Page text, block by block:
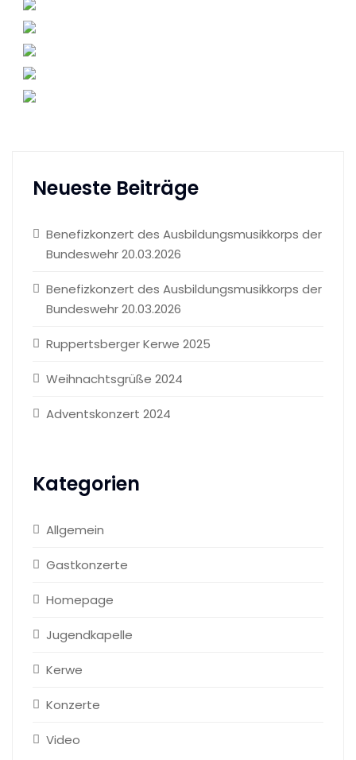
Neueste Beiträge
Benefizkonzert des Ausbildungsmusikkorps der
Bundeswehr 20.03.2026
Benefizkonzert des Ausbildungsmusikkorps der
Bundeswehr 20.03.2026
Ruppertsberger Kerwe 2025
Weihnachtsgrüße 2024
Adventskonzert 2024
Kategorien
Allgemein
Gastkonzerte
Homepage
Jugendkapelle
Kerwe
Konzerte
Video